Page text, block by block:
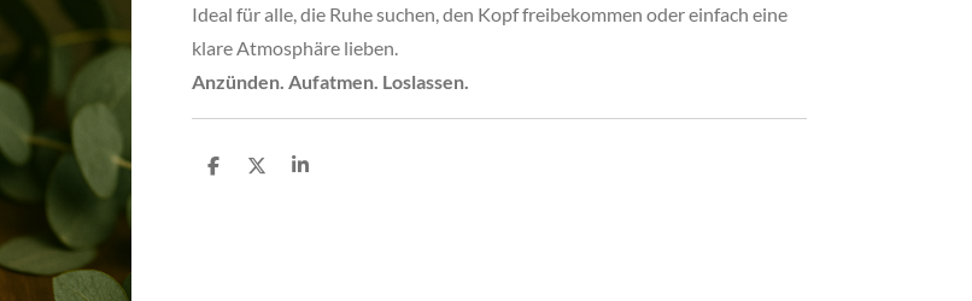
Ideal für alle, die Ruhe suchen, den Kopf freibekommen oder einfach eine
klare Atmosphäre lieben.
Anzünden. Aufatmen. Loslassen.
T
T
T